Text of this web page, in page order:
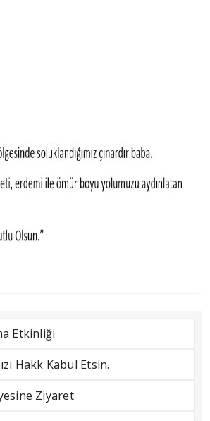
Etkinliği
Hakk Kabul Etsin.
Ziyaret